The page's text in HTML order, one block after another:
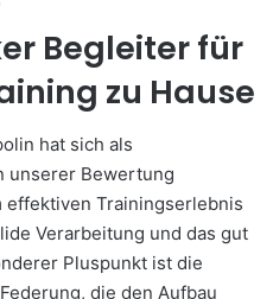
Begleiter für
zu Hause
hat sich als
unserer Bewertung
effektiven Trainingserlebnis
Verarbeitung und das gut
Pluspunkt ist die
die den Aufbau